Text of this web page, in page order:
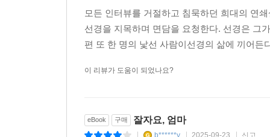
모든 인터뷰를 거절하고 침묵하던 희대의 연
선경을 지목하며 면담을 요청한다. 선경은 그
편 또 한 명의 낯선 사람이선경의 삶에 끼어
이 리뷰가 도움이 되었나요?
eBook 구매 잘자요, 엄마
b******y 2025-09-23 신고